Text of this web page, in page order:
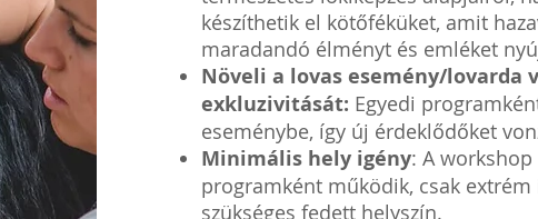
készíthetik el kötőféküket, amit
maradandó élményt és emléket
Növeli a lovas esemény/lovarda
exkluzivitását: Egyedi
eseménybe, így új érdeklődőket
Minimális hely igény: A
programként működik, csak
szükséges fedett helyszín.